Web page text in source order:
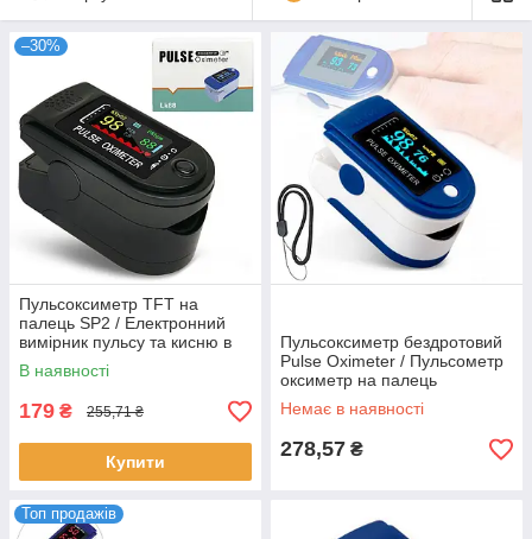
–30%
Пульсоксиметр TFT на
палець SP2 / Електронний
вимірник пульсу та кисню в
крові / Пульсометр на палець
В наявності
179 ₴ 255,71 ₴
Купити
Пульсоксиметр бездротовий
Pulse Oximeter / Пульсометр
оксиметр на палець
Немає в наявності
278,57 ₴
Топ продажів